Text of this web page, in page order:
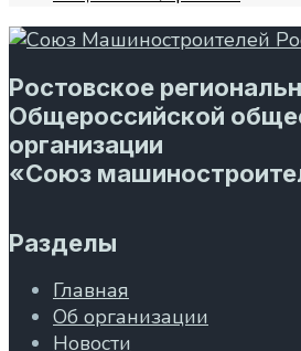
Ростовское
Общероссийской
организации
«Союз
Разделы
Главная
Об организации
Новости